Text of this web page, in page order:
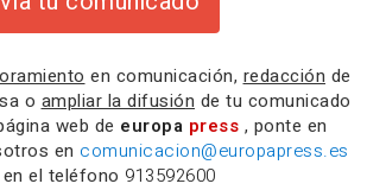
en comunicación, redacción de
o ampliar la difusión de tu comunicado
web de europa press , ponte en
en comunicacion@europapress.es
el teléfono 913592600